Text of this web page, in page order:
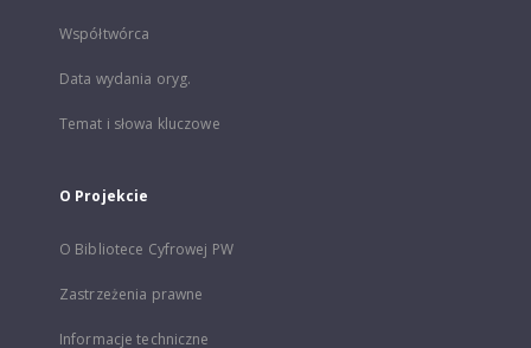
Współtwórca
Data wydania oryg.
Temat i słowa kluczowe
O Projekcie
O Bibliotece Cyfrowej PW
Zastrzeżenia prawne
Informacje techniczne